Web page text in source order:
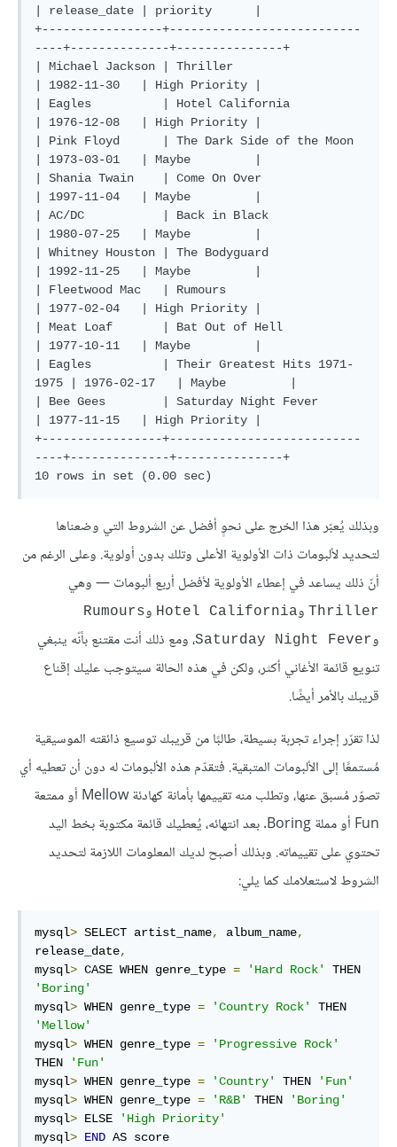
| release_date | priority      |
+-----------------+---------------------------
----+--------------+---------------+
| Michael Jackson | Thriller
| 1982-11-30   | High Priority |
| Eagles          | Hotel California
| 1976-12-08   | High Priority |
| Pink Floyd      | The Dark Side of the Moon
| 1973-03-01   | Maybe         |
| Shania Twain    | Come On Over
| 1997-11-04   | Maybe         |
| AC/DC           | Back in Black
| 1980-07-25   | Maybe         |
| Whitney Houston | The Bodyguard
| 1992-11-25   | Maybe         |
| Fleetwood Mac   | Rumours
| 1977-02-04   | High Priority |
| Meat Loaf       | Bat Out of Hell
| 1977-10-11   | Maybe         |
| Eagles          | Their Greatest Hits 1971-
1975 | 1976-02-17   | Maybe         |
| Bee Gees        | Saturday Night Fever
| 1977-11-15   | High Priority |
+-----------------+---------------------------
----+--------------+---------------+
وبذلك يُعبّر هذا الخرج على نحوٍ أفضل عن الشروط التي وضعناها
لتحديد لألبومات ذات الأولوية الأعلى وتلك بدون أولوية. وعلى الرغم من
أنّ ذلك يساعد في إعطاء الأولوية لأفضل أربع ألبومات — وهي
Thriller وHotel California وRumours
وSaturday Night Fever، ومع ذلك أنت مقتنع بأنّه ينبغي
تنويع قائمة الأغاني أكثر، ولكن في هذه الحالة سيتوجب عليك إقناع
قريبك بالأمر أيضًا.
لذا تقرّر إجراء تجربة بسيطة، طالبًا من قريبك توسيع ذائقته الموسيقية
مُستمعًا إلى الألبومات المتبقية. فتقدّم هذه الألبومات له دون أن تعطيه أي
تصوّر مُسبق عنها، وتطلب منه تقييمها بأمانة كهادئة Mellow أو ممتعة
Fun أو مملة Boring. بعد انتهائه، يُعطيك قائمة مكتوبة بخط اليد
تحتوي على تقييماته. وبذلك أصبح لديك المعلومات اللازمة لتحديد
الشروط لاستعلامك كما يلي:
mysql> SELECT artist_name, album_name,
release_date,
mysql> CASE WHEN genre_type = 'Hard Rock'
'Boring'
mysql> WHEN genre_type = 'Country Rock'
'Mellow'
mysql> WHEN genre_type =
'Progressive Rock'
THEN
'Fun'
mysql> WHEN genre_type = 'Country' THEN
'Fun'
mysql> WHEN genre_type = 'R&B' THEN
'Boring'
mysql> ELSE
'High Priority'
mysql> END AS score